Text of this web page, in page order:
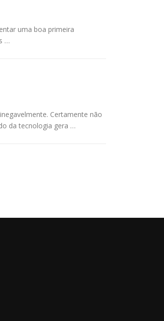
uma boa primeira
…
Certamente não
da tecnologia gera …